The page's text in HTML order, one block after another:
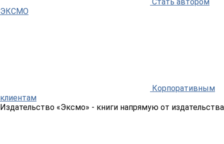
ЭКСМО
Корпоративным
клиентам
Издательство «Эксмо» - книги напрямую от издательства